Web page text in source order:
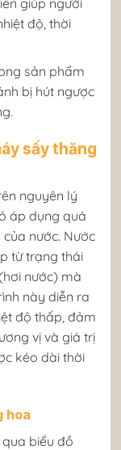
độ, thời
sản phẩm
bị hút ngược
sấy thăng
nguyên lý
áp dụng quá
nước. Nước
từ trạng thái
nước) mà
này diễn ra
độ thấp, đảm
vị và giá trị
kéo dài thời
hoa
biểu đồ